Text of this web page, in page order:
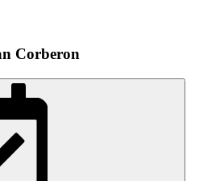
Corberon